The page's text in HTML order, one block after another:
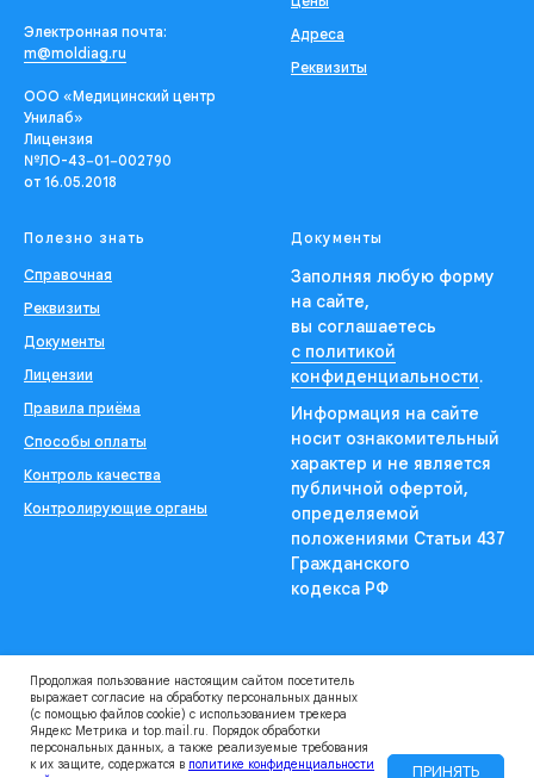
Электронная почта:
m@moldiag.ru
ООО «Медицинский центр
Унилаб»
Лицензия
№ЛО-43−01−002790
от 16.05.2018
Адреса
Реквизиты
Полезно знать
Справочная
Реквизиты
Документы
Лицензии
Правила приёма
Способы оплаты
Контроль качества
Контролирующие органы
Документы
Заполняя любую форму
на сайте,
вы соглашаетесь
с политикой
конфиденциальности.
Информация на сайте
носит ознакомительный
характер и не является
публичной офертой,
определяемой
положениями Статьи 437
Гражданского
кодекса РФ
Александр Шустов
Продолжая пользование настоящим сайтом посетитель
выражает согласие на обработку персональных данных
(с помощью файлов cookie) с использованием трекера
Яндекс Метрика и top.mail.ru. Порядок обработки
персональных данных, а также реализуемые требования
к их защите, содержатся в политике конфиденциальности
ПРИНЯТЬ